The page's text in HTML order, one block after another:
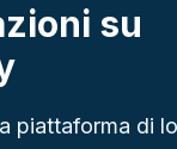
su
piattaforma di